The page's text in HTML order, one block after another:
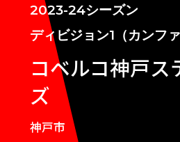
2023-24シーズン
ディビジョン1（カンフ
コベルコ神戸ス
ズ
神戸市